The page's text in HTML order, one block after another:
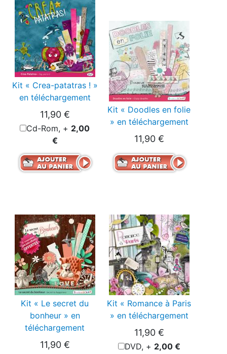
Kit « Crea-patatras ! »
en téléchargement
11,90 €
Cd-Rom, + 2,00
€
Kit « Doodles en folie
» en téléchargement
11,90 €
Kit « Le secret du
bonheur » en
téléchargement
11,90 €
Kit « Romance à Paris
» en téléchargement
11,90 €
DVD, + 2,00 €